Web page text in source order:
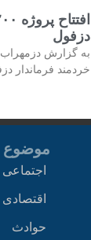
دزفول
به گزارش دزمهراب
خردمند فرماندار دزفول،
موضوع
اجتماعی
اقتصادی
حوادث